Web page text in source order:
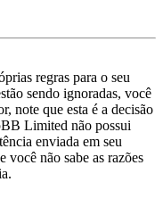
regras para o seu
sendo ignoradas, você
note que esta é a decisão
Limited não possui
enviada em seu
você não sabe as razões